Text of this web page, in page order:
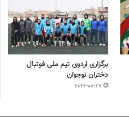
برگزاری اردوی تیم ملی فوتبال
دختران نوجوان
2026-07-27